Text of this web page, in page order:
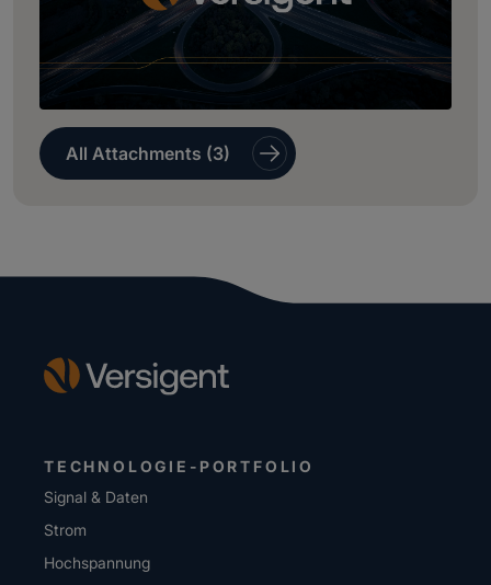
All Attachments (3)
TECHNOLOGIE-PORTFOLIO
Signal & Daten
Strom
Hochspannung